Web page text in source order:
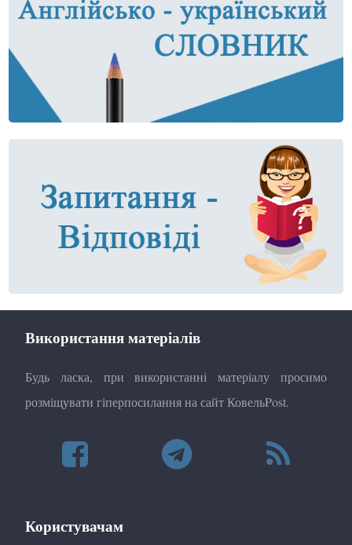
Використання матеріалів
Будь ласка, при використанні матеріалу просимо
розміщувати гіперпосилання на сайт КовельPost.
Користувачам